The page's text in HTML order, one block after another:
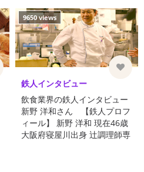
四季に合わせた旬の食材を使
い、素材の味、地域性を活か
した味付けが ...
9650 views
鉄人インタビュー
飲食業界の鉄人インタビュー
新野 洋和さん 【鉄人プロフ
ィール】 新野 洋和 現在46歳
大阪府寝屋川出身 辻調理師専